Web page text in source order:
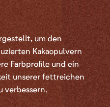
um den
Kakaopulvern
Farbprofile und ein
unserer fettreichen
verbessern.